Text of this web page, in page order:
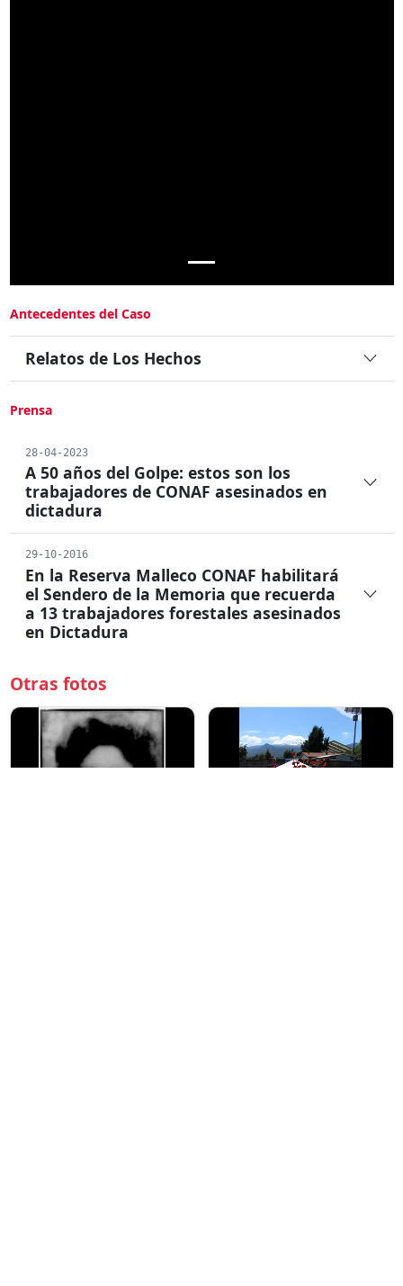
Antecedentes del Caso
Relatos de Los Hechos
Prensa
28-04-2023
A 50 años del Golpe: estos son los
trabajadores de CONAF asesinados en
dictadura
29-10-2016
En la Reserva Malleco CONAF habilitará
el Sendero de la Memoria que recuerda
a 13 trabajadores forestales asesinados
en Dictadura
Otras fotos